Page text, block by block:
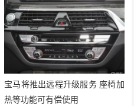
宝马将推出远程升级服务 座椅加
热等功能可有偿使用